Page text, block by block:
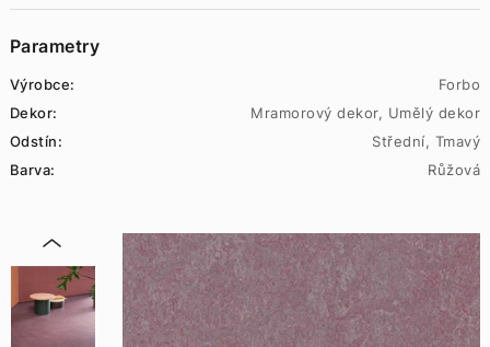
Parametry
Výrobce:
Forbo
Dekor:
Mramorový dekor, Umělý dekor
Odstín:
Střední, Tmavý
Barva:
Růžová